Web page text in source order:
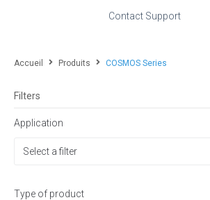
Contact Support
Accueil Produits COSMOS Series
Filters
Application
Select a filter
Type of product